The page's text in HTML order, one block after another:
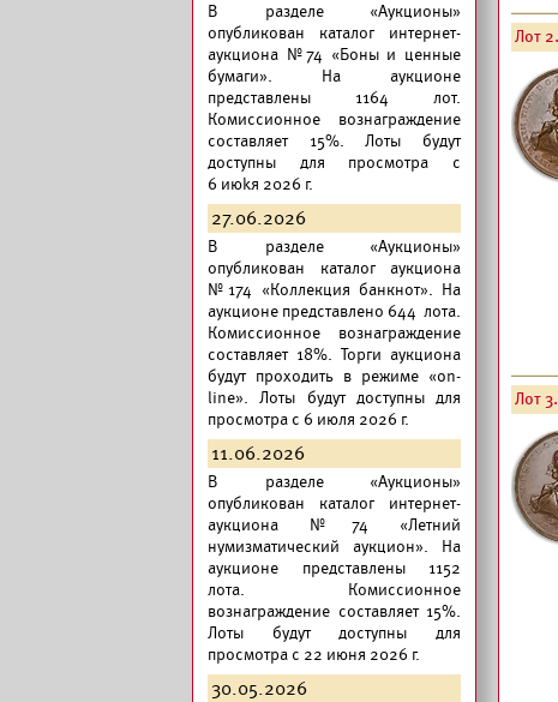
В разделе «Аукционы»
опубликован каталог интернет-
аукциона №74 «Боны и ценные
бумаги». На аукционе
представлены 1164 лот.
Комиссионное вознаграждение
составляет 15%. Лоты будут
доступны для просмотра с
6 июkя 2026 г.
27.06.2026
В разделе «Аукционы»
опубликован каталог аукциона
№174 «Коллекция банкнот». На
аукционе представлено 644 лота.
Комиссионное вознаграждение
составляет 18%. Торги аукциона
будут проходить в режиме «on-
line». Лоты будут доступны для
просмотра с 6 июля 2026 г.
11.06.2026
В разделе «Аукционы»
опубликован каталог интернет-
аукциона №74 «Летний
нумизматический аукцион». На
аукционе представлены 1152
лота. Комиссионное
вознаграждение составляет 15%.
Лоты будут доступны для
просмотра с 22 июня 2026 г.
30.05.2026
Лот 2.
Лот 3.